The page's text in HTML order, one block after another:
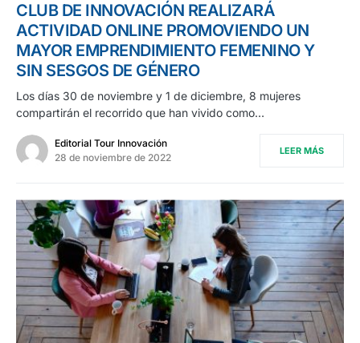
CLUB DE INNOVACIÓN REALIZARÁ
ACTIVIDAD ONLINE PROMOVIENDO UN
MAYOR EMPRENDIMIENTO FEMENINO Y
SIN SESGOS DE GÉNERO
Los días 30 de noviembre y 1 de diciembre, 8 mujeres
compartirán el recorrido que han vivido como…
Editorial Tour Innovación
28 de noviembre de 2022
LEER MÁS